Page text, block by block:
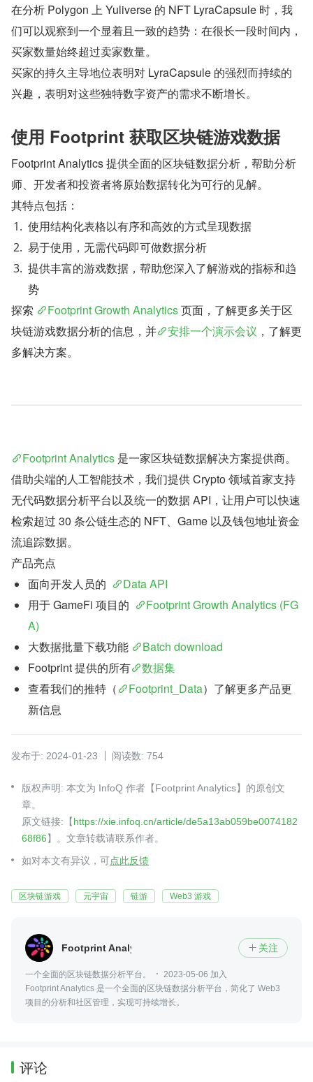
在分析 Polygon 上 Yuliverse 的 NFT LyraCapsule 时，我
们可以观察到一个显着且一致的趋势：在很长一段时间内，
买家数量始终超过卖家数量。
买家的持久主导地位表明对 LyraCapsule 的强烈而持续的
兴趣，表明对这些独特数字资产的需求不断增长。
使用 Footprint 获取区块链游戏数据
Footprint Analytics 提供全面的区块链数据分析，帮助分析
师、开发者和投资者将原始数据转化为可行的见解。
其特点包括：
使用结构化表格以有序和高效的方式呈现数据
易于使用，无需代码即可做数据分析
提供丰富的游戏数据，帮助您深入了解游戏的指标和趋
势
探索
Footprint Growth Analytics 页面，了解更多关于区
块链游戏数据分析的信息，并
安排一个演示会议 ，了解更
多解决方案。
Footprint Analytics 是一家区块链数据解决方案提供商。
借助尖端的人工智能技术，我们提供 Crypto 领域首家支持
无代码数据分析平台以及统一的数据 API，让用户可以快速
检索超过 30 条公链生态的 NFT、Game 以及钱包地址资金
流追踪数据。
产品亮点
面向开发人员的
Data API
用于 GameFi 项目的
Footprint Growth Analytics (FG
A)
大数据批量下载功能
Batch download
Footprint 提供的所有
数据集
查看我们的推特（
Footprint_Data）了解更多产品更
新信息
发布于: 2024-01-23 阅读数: 754
版权声明: 本文为 InfoQ 作者【Footprint Analytics】的原创文
章。
原文链接:【https://xie.infoq.cn/article/de5a13ab059be0074182
68f86】。文章转载请联系作者。
如对本文有异议，可点此反馈
区块链游戏 元宇宙 链游 Web3 游戏
Footprint Analytics  关注
一个全面的区块链数据分析平台。
2023-05-06 加入
Footprint Analytics 是一个全面的区块链数据分析平台，简化了 Web3
项目的分析和社区管理，实现可持续增长。
评论